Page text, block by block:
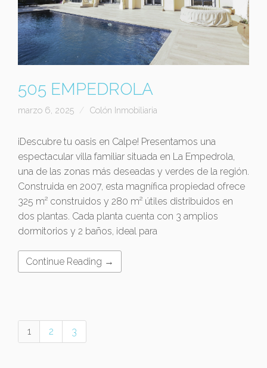
505 EMPEDROLA
marzo 6, 2025 Colón Inmobiliaria
¡Descubre tu oasis en Calpe! Presentamos una
espectacular villa familiar situada en La Empedrola,
una de las zonas más deseadas y verdes de la región.
Construida en 2007, esta magnífica propiedad ofrece
325 m² construidos y 280 m² útiles distribuidos en
dos plantas. Cada planta cuenta con 3 amplios
dormitorios y 2 baños, ideal para
Continue Reading →
1 2 3